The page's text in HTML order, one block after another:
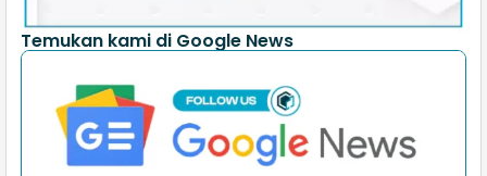
Temukan kami di Google News